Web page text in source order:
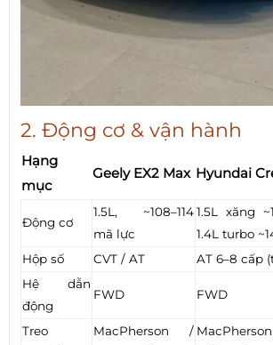
2. Động cơ & vận hành
Hạng
mục
Geely EX2 Max Hyundai
Động cơ
1.5L, ~108–114
mã lực
1.5L xăng
1.4L turbo
Hộp số
CVT / AT
AT 6–8 cấp
Hệ dẫn
động
FWD FWD
Treo
MacPherson /